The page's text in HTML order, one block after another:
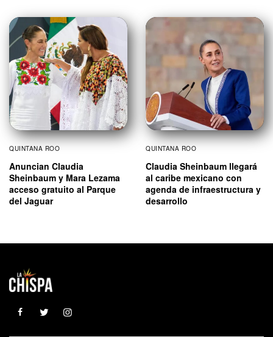
QUINTANA ROO
Anuncian Claudia
Sheinbaum y Mara Lezama
acceso gratuito al Parque
del Jaguar
QUINTANA ROO
Claudia Sheinbaum llegará
al caribe mexicano con
agenda de infraestructura y
desarrollo